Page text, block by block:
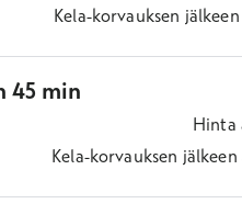
Kela-korvauksen jälkeen
45 min
Hinta
Kela-korvauksen jälkeen